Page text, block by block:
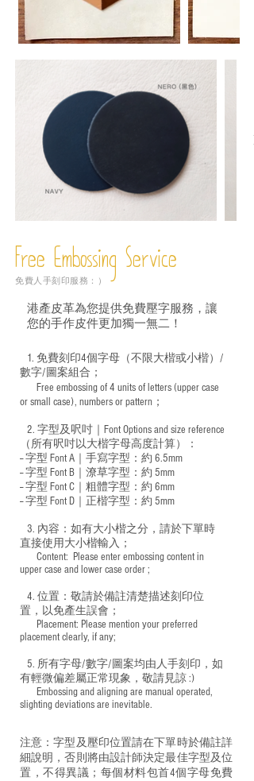
Free Embossing Service
免費人手刻印服務：）
港產皮革為您提供免費壓字服務，讓
您的手作皮件更加獨一無二！
1. 免費刻印4個字母（不限大楷或小楷）/
數字/圖案組合；
Free embossing of 4 units of letters (upper case
or small case), numbers or pattern；
2. 字型及呎吋｜ Font Options and size reference
（所有呎吋以大楷字母高度計算）：
-- 字型 Font A｜手寫字型：約 6.5mm
-- 字型 Font B｜潦草字型： 約 5mm
-- 字型 Font C｜粗體字型：約 6mm
-- 字型 Font D｜正楷字型： 約 5mm
3. 內容：如有大小楷之分，請於下單時
直接使用大小楷輸入；
​ Content: Please enter embossing content in
upper case and lower case order ;
4. 位置：敬請於備註清楚描述刻印位
置，以免產生誤會；
​ Placement: Please mention your preferred
placement clearly, if any;
5. 所有字母/數字/圖案均由人手刻印，如
有輕微偏差屬正常現象，敬請見諒 :)
​ Embossing and aligning are manual operated,
slighting deviations are inevitable.
注意：字型及壓印位置請在下單時於備註詳
細說明，否則將由設計師決定最佳字型及位
置，不得異議；每個材料包首4個字母免費